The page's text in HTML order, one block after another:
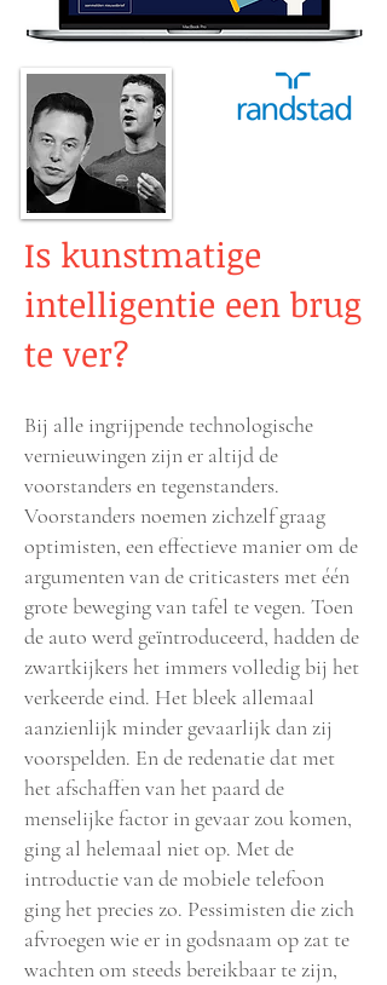
Is kunstmatige
intelligentie een brug
te ver?
Bij alle ingrijpende technologische
vernieuwingen zijn er altijd de
voorstanders en tegenstanders.
Voorstanders noemen zichzelf graag
optimisten, een effectieve manier om de
argumenten van de criticasters met één
grote beweging van tafel te vegen. Toen
de auto werd geïntroduceerd, hadden de
zwartkijkers het immers volledig bij het
verkeerde eind. Het bleek allemaal
aanzienlijk minder gevaarlijk dan zij
voorspelden. En de redenatie dat met
het afschaffen van het paard de
menselijke factor in gevaar zou komen,
ging al helemaal niet op. Met de
introductie van de mobiele telefoon
ging het precies zo. Pessimisten die zich
afvroegen wie er in godsnaam op zat te
wachten om steeds bereikbaar te zijn,